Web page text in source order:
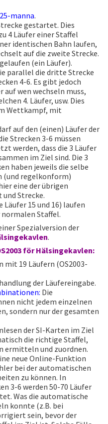
manna.
gestartet. Dies
4 Läufer einer Staffel
identischen Bahn laufen,
auf die zweite Strecke.
(ein Läufer).
parallel die dritte Strecke
4-6. Es gibt jedoch
wen wechseln muss,
4. Läufer, usw. Dies
Wettkampf, mit
auf den (einen) Läufer der
Strecken 3-6 müssen
werden, dass die 3 Läufer
im Ziel sind. Die 3
haben jeweils die selbe
(und regelkonform)
eine der übrigen
Strecke.
Läufer 15 und 16) laufen
Staffel.
Spezialversion der
.
för Hälsingekavlen:
mit 19 Läufern (OS2003-
der Läufereingabe.
Die
nicht jedem einzelnen
sondern nur der gesamten
der SI-Karten im Ziel
die richtige Staffel,
ermitteln und zuordnen.
neue Online-Funktion
bei der automatischen
zu können. In
3-6 werden 50-70 Läufer
Was die automatische
konnte (z.B. bei
sein, bevor der